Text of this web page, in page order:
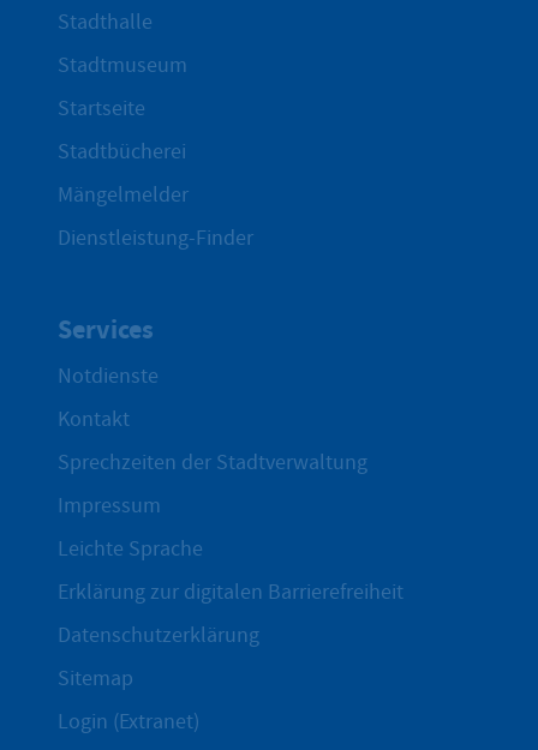
Stadthalle
Stadtmuseum
Startseite
Stadtbücherei
Mängelmelder
Dienstleistung-Finder
Services
Notdienste
Kontakt
Sprechzeiten der Stadtverwaltung
Impressum
Leichte Sprache
Erklärung zur digitalen Barrierefreiheit
Datenschutzerklärung
Sitemap
Login (Extranet)